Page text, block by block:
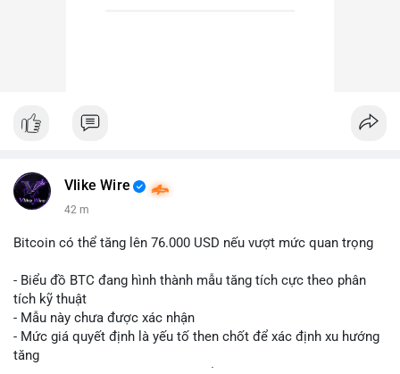
Vlike Wire
42 m
Bitcoin có thể tăng lên 76.000 USD nếu vượt mức quan trọng
- Biểu đồ BTC đang hình thành mẫu tăng tích cực theo phân
tích kỹ thuật
- Mẫu này chưa được xác nhận
- Mức giá quyết định là yếu tố then chốt để xác định xu hướng
tăng